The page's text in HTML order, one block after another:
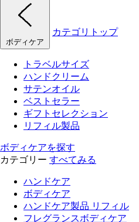
ボディケア
カテゴリトップ
トラベルサイズ
ハンドクリーム
サテンオイル
ベストセラー
ギフトセレクション
リフィル製品
ボディケアを探す
カテゴリー すべてみる
ハンドケア
ボディケア
ハンドケア製品 リフィル
フレグランスボディケア